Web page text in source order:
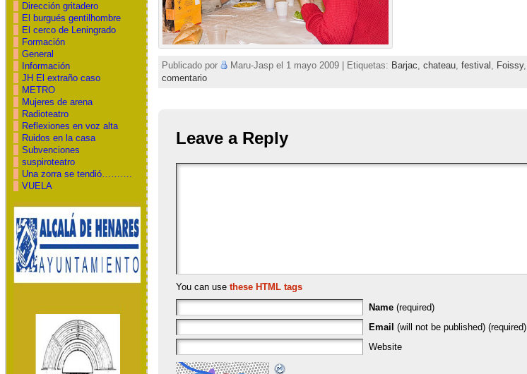
Dirección gritadero
El burgués gentilhombre
El cerco de Leningrado
Formación
General
Información
JH El extraño caso
METRO
Mujeres de arena
Radioteatro
Reflexiones en voz alta
Ruidos en la casa
Subvenciones
suspiroteatro
Una zorra se tendió……….
VUELA
Publicado por Maru-Jasp el 1 mayo 2009 | Etiquetas: Barjac, chateau, festival , Foissy,
comentario
Leave a Reply
You can use these HTML tags
Name (required)
Email (will not be published) (required)
Website